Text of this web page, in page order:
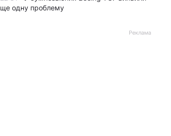
ще одну проблему
Реклама